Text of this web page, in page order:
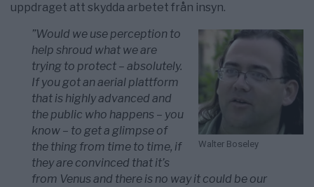
uppdraget att skydda arbetet från insyn.
Walter Boseley
”Would we use perception to
help shroud what we are
trying to protect – absolutely.
If you got an aerial plattform
that is highly advanced and
the public who happens – you
know – to get a glimpse of
the thing from time to time, if
they are convinced that it’s
from Venus and there is no way it could be our